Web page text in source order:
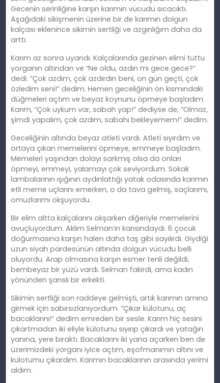
Gecenin serinliğine karşın karımın vücudu sıcacıktı.
Aşağıdaki sikişmenin üzerine bir de karımın dolgun
kalçası eklenince sikimin sertliği ve azgınlığım daha da
arttı.
Karım az sonra uyandı. Kalçalarında gezinen elimi tuttu
yorganın altından ve “Ne oldu, azdın mı gece gece?”
dedi. “Çok azdım, çok azdırdın beni, on gün geçti, çok
özledim seni!” dedim. Hemen geceliğinin ön kısmındaki
düğmeleri açtım ve beyaz koynunu öpmeye başladım.
Karım, “Çok uykum var, sabah yap!” dediyse de, “Olmaz,
şimdi yapalım, çok azdım, sabahı bekleyemem!” dedim.
Geceliğinin altında beyaz atleti vardı. Atleti sıyırdım ve
ortaya çıkan memelerini öpmeye, emmeye başladım.
Memeleri yaşından dolayı sarkmış olsa da onları
öpmeyi, emmeyi, yalamayı çok seviyordum. Sokak
lambalarının ışığının aydınlattığı yatak odasında karımın
etli meme uçlarını emerken, o da tava gelmiş, saçlarımı,
omuzlarımı okşuyordu.
Bir elim altta kalçalarını okşarken diğeriyle memelerini
avuçluyordum. Aklım Selman’ın karısındaydı. 6 çocuk
doğurmasına karşın halen daha taş gibi sayılırdı. Giydiği
uzun siyah pardesünün altında dolgun vücudu belli
oluyordu. Arap olmasına karşın esmer tenli değildi,
bembeyaz bir yüzü vardı. Selman fakirdi, ama kadın
yönünden şanslı bir erkekti.
Sikimin sertliği son raddeye gelmişti, artık karımın amına
girmek için sabırsızlanıyordum. “Çıkar külotunu, aç
bacaklarını!” dedim emreden bir sesle. Karım hiç sesini
çıkartmadan iki eliyle külotunu sıyırıp çıkardı ve yatağın
yanına, yere bıraktı. Bacaklarını iki yana açarken ben de
üzerimizdeki yorganı iyice açtım, eşofmanımın altını ve
külotumu çıkardım. Karımın bacaklarının arasında yerimi
aldım.